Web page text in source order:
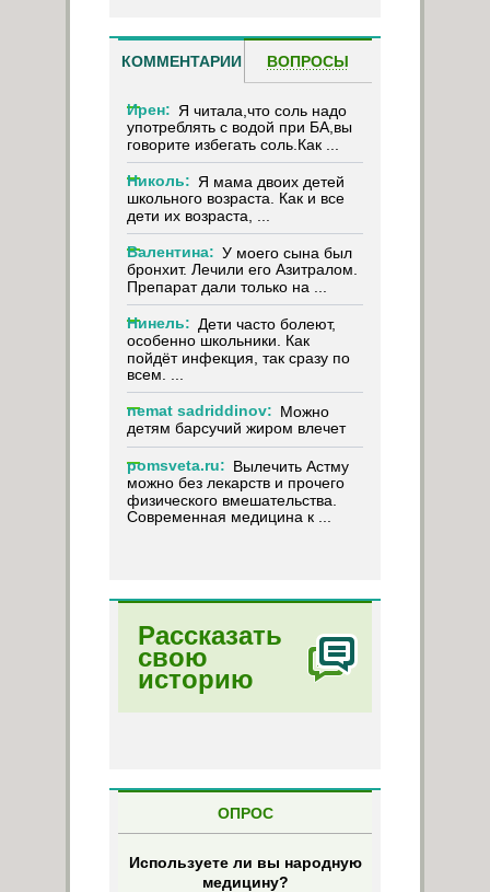
КОММЕНТАРИИ ВОПРОСЫ
Ирен: Я читала,что соль надо
употреблять с водой при БА,вы
говорите избегать соль.Как ...
Николь: Я мама двоих детей
школьного возраста. Как и все
дети их возраста, ...
Валентина: У моего сына был
бронхит. Лечили его Азитралом.
Препарат дали только на ...
Нинель: Дети часто болеют,
особенно школьники. Как
пойдёт инфекция, так сразу по
всем. ...
nemat sadriddinov: Можно
детям барсучий жиром влечет
pomsveta.ru: Вылечить Астму
можно без лекарств и прочего
физического вмешательства.
Современная медицина к ...
Рассказать
свою
историю
ОПРОС
Используете ли вы народную
медицину?